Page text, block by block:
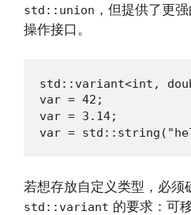
std::union ，但提供了更
操作接口。
std::variant<int,
var = 42;
var = 3.14;
var =
若想存放自定义类型，必须
std::variant 的要求：可